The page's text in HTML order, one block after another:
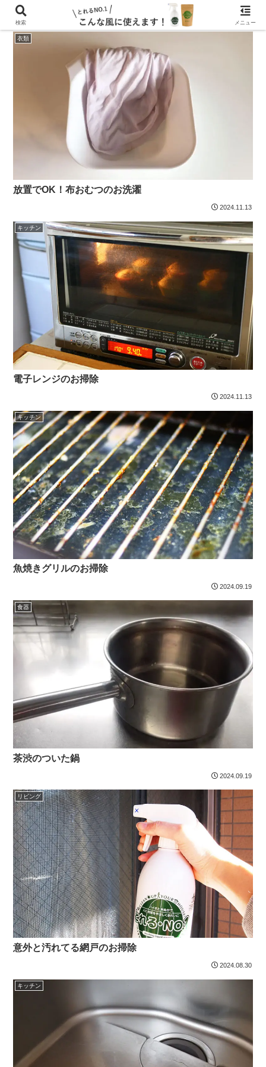
衣類
放置でOK！布おむつのお洗濯
2024.11.13
キッチン
電子レンジのお掃除
2024.11.13
キッチン
魚焼きグリルのお掃除
2024.09.19
食器
茶渋のついた鍋
2024.09.19
リビング
意外と汚れてる網戸のお掃除
2024.08.30
キッチン
検索 メニュー